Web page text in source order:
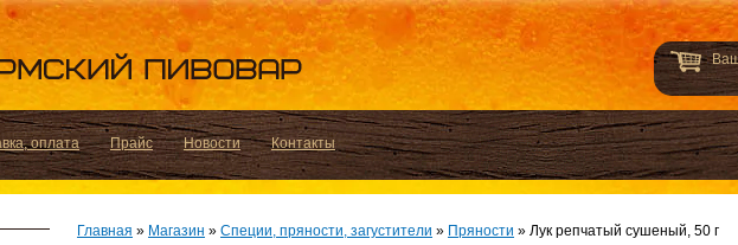
оплата Прайс Новости Контакты
Главная » Магазин » Специи, пряности, загустители » Пряности » Лук репчатый сушеный, 50 г